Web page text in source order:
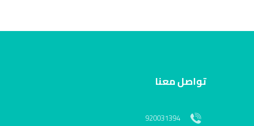
تواصل معنا
920031394